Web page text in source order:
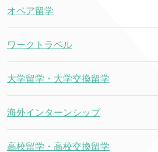
オペア留学
ワークトラベル
大学留学・大学交換留学
海外インターンシップ
高校留学・高校交換留学